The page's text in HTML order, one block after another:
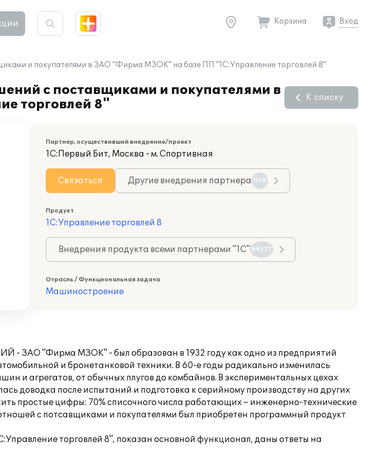
Корзина Вход
и покупателями в ЗАО "Фирма МЗОК" на базе ПП "1С:Управление торговлей 8"
с поставщиками и покупателями в
торговлей 8"
К списку
Партнер, осуществивший внедрение/проект
1С:Первый Бит, Москва - м. Спортивная
Связаться Другие внедрения партнера 1178
Продукт
1С:Управление торговлей 8
Внедрения продукта всеми партнерами "1С" 89277
Отрасль / Функциональная задача
Машиностроение
"Фирма МЗОК" - был образован в 1932 году как одно из предприятий
и бронетанковой техники. В 60-е годы радикально изменилась
и агрегатов, от обычных плугов до комбайнов. В экспериментальных цехах
доводка после испытаний и подготовка к серийному производству на других
простые цифры: 70% списочного числа работающих – инженерно-технические
с потсавщиками и покупателями был приобретен программный продукт
торговлей 8", показан основной функционал, даны ответы на